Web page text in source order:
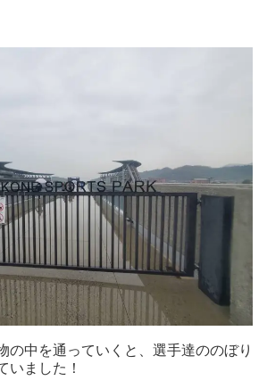
の中を通っていくと、選手達ののぼり
いました！